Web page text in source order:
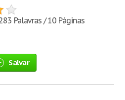
Palavras / 10 Páginas
Salvar